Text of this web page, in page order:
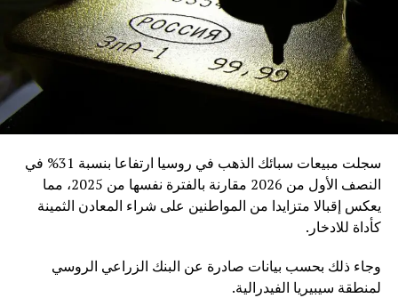
سجلت مبيعات سبائك الذهب في روسيا ارتفاعا بنسبة 31% في
النصف الأول من 2026 مقارنة بالفترة نفسها من 2025، مما
يعكس إقبالا متزايدا من المواطنين على شراء المعادن الثمينة
كأداة للادخار.
وجاء ذلك بحسب بيانات صادرة عن البنك الزراعي الروسي
لمنطقة سيبيريا الفيدرالية.